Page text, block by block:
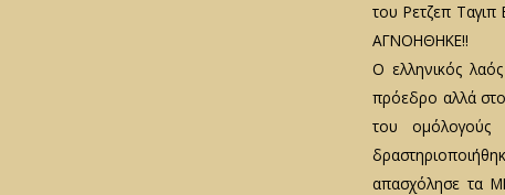
του Ρετζεπ Ταγιπ
ΑΓΝΟΗΘΗΚΕ!!
Ο ελληνικός
πρόεδρο αλλά
του
απασχόλησε τα